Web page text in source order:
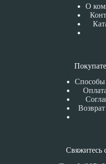
О
Способы
Свяжитесь